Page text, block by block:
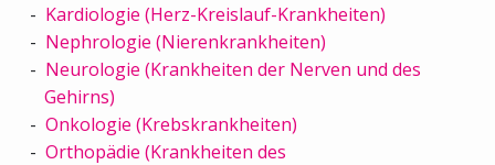
Kardiologie (Herz-Kreislauf-Krankheiten)
Nephrologie (Nierenkrankheiten)
Neurologie (Krankheiten der Nerven und des
Gehirns)
Onkologie (Krebskrankheiten)
Orthopädie (Krankheiten des